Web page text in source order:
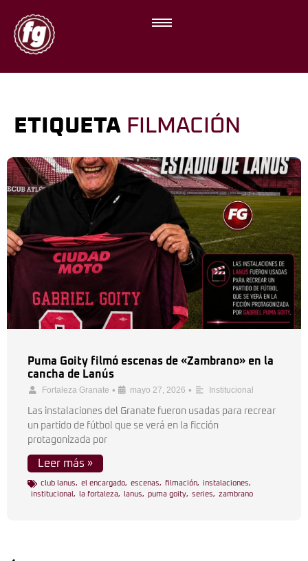
ETIQUETA FILMACIÓN
Puma Goity filmó escenas de «Zambrano» en la
cancha de Lanús
Fortaleza Granate • mayo 27, 2026 • Institucional
Las instalaciones del Granate fueron usadas para recrear
un partido de fútbol que se verá en la ficción
protagonizada por
Leer más »
club lanus, el encargado, escenas, filmación, instalaciones,
institucional , la fortaleza, lanus, puma goity, series, zambrano